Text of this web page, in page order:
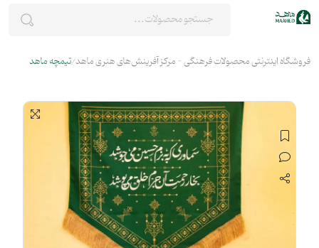
فروشگاه اینترنتی محصولات فرهنگی - مرکز آفرینش‌های هنری ماهد تیمچه ماهد